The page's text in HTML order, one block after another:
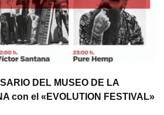
DEL MUSEO DE LA
con el «EVOLUTION FESTIVAL»